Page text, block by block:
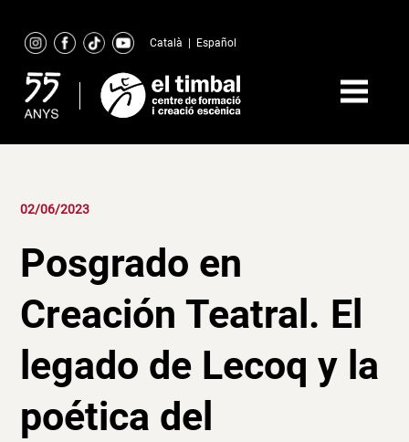
content
Català Español
02/06/2023
Posgrado en
Creación Teatral. El
legado de Lecoq y la
poética del